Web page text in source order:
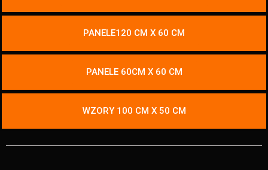
PANELE120 CM X 60 CM
PANELE 60CM X 60 CM
WZORY 100 CM X 50 CM